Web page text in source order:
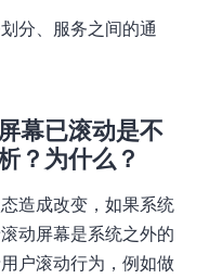
分、服务之间的通
幕已滚动是不
？为什么？
造成改变，如果系统
动屏幕是系统之外的
户滚动行为，例如做